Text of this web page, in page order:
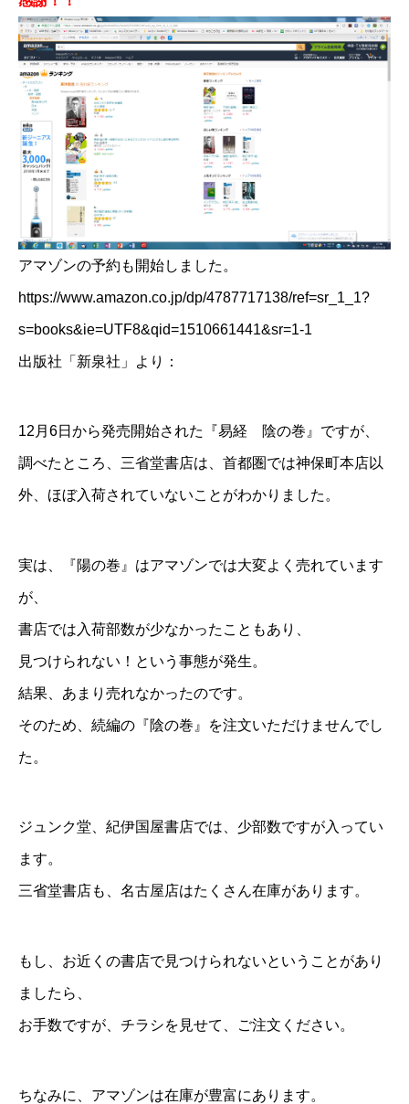
アマゾンの予約も開始しました。
https://www.amazon.co.jp/dp/4787717138/ref=sr_1_1?
s=books&ie=UTF8&qid=1510661441&sr=1-1
出版社「新泉社」より：
12月6日から発売開始された『易経 陰の巻』ですが、
調べたところ、三省堂書店は、首都圏では神保町本店以
外、ほぼ入荷されていないことがわかりました。
実は、『陽の巻』はアマゾンでは大変よく売れています
が、
書店では入荷部数が少なかったこともあり、
見つけられない！という事態が発生。
結果、あまり売れなかったのです。
そのため、続編の『陰の巻』を注文いただけませんでし
た。
ジュンク堂、紀伊国屋書店では、少部数ですが入ってい
ます。
三省堂書店も、名古屋店はたくさん在庫があります。
もし、お近くの書店で見つけられないということがあり
ましたら、
お手数ですが、チラシを見せて、ご注文ください。
ちなみに、アマゾンは在庫が豊富にあります。